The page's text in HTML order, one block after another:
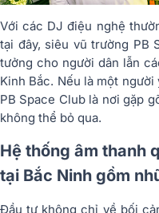
Với các DJ điệu nghệ
tại đây, siêu vũ trường PB
tưởng cho người dân lẫn
Kinh Bắc. Nếu là một
PB Space Club là nơi gặp
không thể bỏ qua.
Hệ thống âm thanh
tại Bắc Ninh gồm
Đầu tư không chỉ về bối